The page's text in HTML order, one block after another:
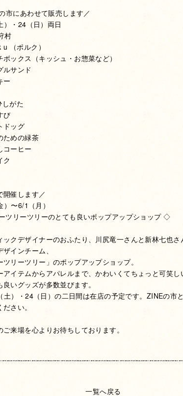
市にあわせて販売します／
）・24（日）両日
村
（ポルク）
ボックス（キッシュ・お惣菜など）
ルサンド
ー
しがた
び
ドッグ
ための緑茶
コーヒー
ク
開催します／
〜6/1（月）
ツリーツリーのとても良いポップアップショップ ◇
ックデザイナーのおふたり、川尻竜一さんと新林七也さ
ザインチーム、
ツリーツリー」のポップアップショップ。
アイテムからアパレルまで、かわいくてちょっと可笑し
良いグッズが多数並びます。
）・24（日）の二日間は在店の予定です。ZINEの市
さい。
ご来場を心よりお待ちしております。
一覧へ戻る